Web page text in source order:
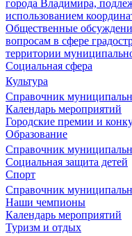
города Владимира,
использованием
Общественные
вопросам в сфере
территории
Социальная сфера
Культура
Справочник
Календарь мероприятий
Городские премии и
Образование
Справочник
Социальная защита детей
Спорт
Справочник
Наши чемпионы
Календарь мероприятий
Туризм и отдых